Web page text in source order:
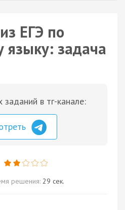
ЕГЭ по
языку: задача
в тг-канале:
решения: 29 сек.